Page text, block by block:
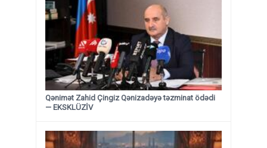
Qənimət Zahid Çingiz Qənizadəyə təzminat ödədi
— EKSKLÜZİV